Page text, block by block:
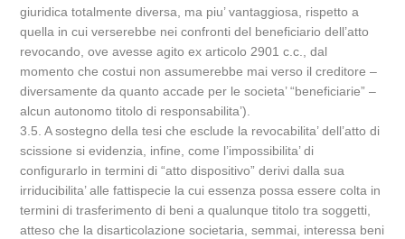
giuridica totalmente diversa, ma piu’ vantaggiosa, rispetto a
quella in cui verserebbe nei confronti del beneficiario dell’atto
revocando, ove avesse agito ex articolo 2901 c.c., dal
momento che costui non assumerebbe mai verso il creditore –
diversamente da quanto accade per le societa’ “beneficiarie” –
alcun autonomo titolo di responsabilita’).
3.5. A sostegno della tesi che esclude la revocabilita’ dell’atto di
scissione si evidenzia, infine, come l’impossibilita’ di
configurarlo in termini di “atto dispositivo” derivi dalla sua
irriducibilita’ alle fattispecie la cui essenza possa essere colta in
termini di trasferimento di beni a qualunque titolo tra soggetti,
atteso che la disarticolazione societaria, semmai, interessa beni